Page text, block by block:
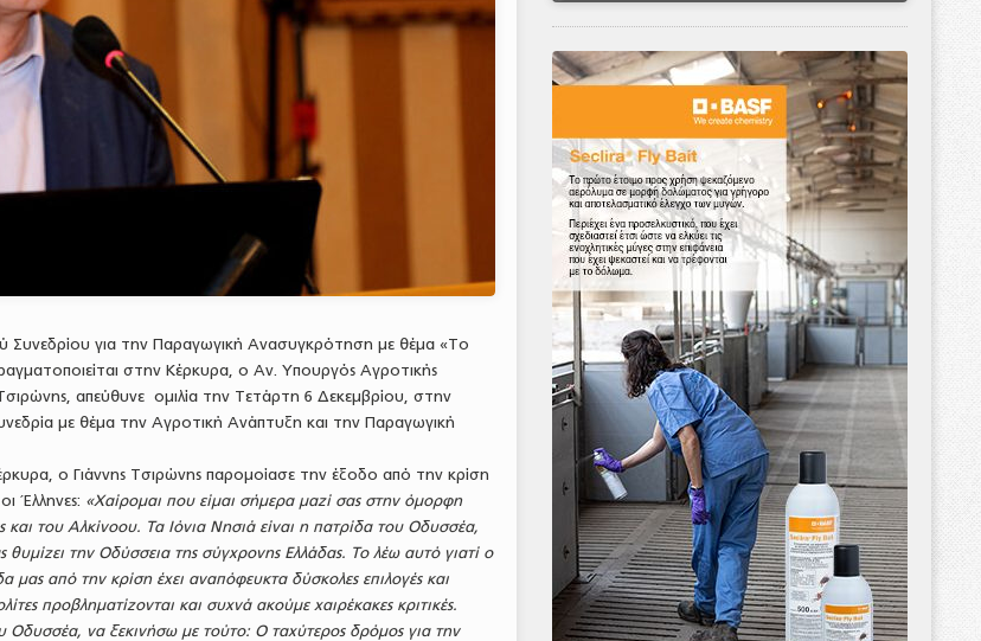
Συνεδρίου για την Παραγωγική Ανασυγκρότηση με θέμα «Το
στην Κέρκυρα, ο Αν. Υπουργός Αγροτικής
απεύθυνε ομιλία την Τετάρτη 6 Δεκεμβρίου, στην
με θέμα την Αγροτική Ανάπτυξη και την Παραγωγική
ο Γιάννης Τσιρώνης παρομοίασε την έξοδο από την κρίση
Έλληνες: «Χαίρομαι που είμαι σήμερα μαζί σας στην όμορφη
του Αλκίνοου. Τα Ιόνια Νησιά είναι η πατρίδα του Οδυσσέα,
θυμίζει την Οδύσσεια της σύγχρονης Ελλάδας. Το λέω αυτό γιατί ο
μας από την κρίση έχει αναπόφευκτα δύσκολες επιλογές και
προβληματίζονται και συχνά ακούμε χαιρέκακες κριτικές.
Οδυσσέα, να ξεκινήσω με τούτο: Ο ταχύτερος δρόμος για την